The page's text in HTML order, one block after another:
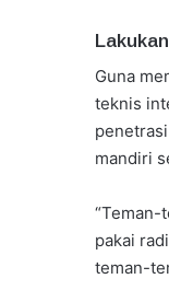
Guna
teknis
mandiri
“Teman-
pakai
teman-